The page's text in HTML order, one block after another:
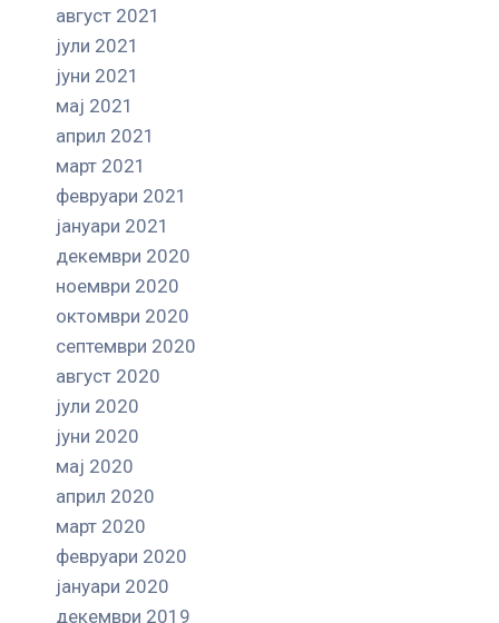
август 2021
јули 2021
јуни 2021
мај 2021
април 2021
март 2021
февруари 2021
јануари 2021
декември 2020
ноември 2020
октомври 2020
септември 2020
август 2020
јули 2020
јуни 2020
мај 2020
април 2020
март 2020
февруари 2020
јануари 2020
декември 2019